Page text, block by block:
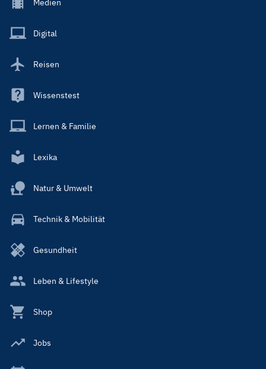
Main
Digital
Reisen
Wissenstest
Lernen & Familie
Lexika
Natur & Umwelt
Technik & Mobilität
Gesundheit
Leben & Lifestyle
Shop
Jobs